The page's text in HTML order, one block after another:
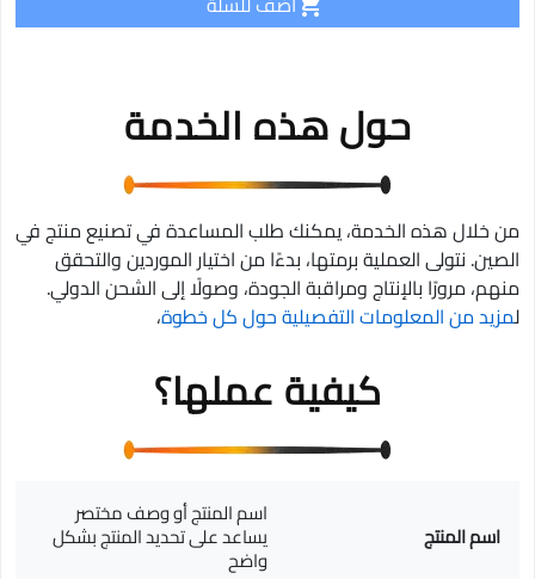
حول هذه الخدمة
من خلال هذه الخدمة، يمكنك طلب المساعدة في تصنيع منتج في
الصين. نتولى العملية برمتها، بدءًا من اختيار الموردين والتحقق
منهم، مرورًا بالإنتاج ومراقبة الجودة، وصولًا إلى الشحن الدولي.
لمزيد من المعلومات التفصيلية حول كل خطوة،
كيفية عملها؟
اسم المنتج
اسم المنتج أو وصف مختصر
يساعد على تحديد المنتج بشكل
واضح